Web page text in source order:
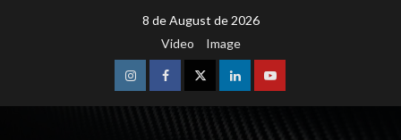
8 de August de 2026
Video
Image
InstagramFacebookTwitterLinkedinYoutube